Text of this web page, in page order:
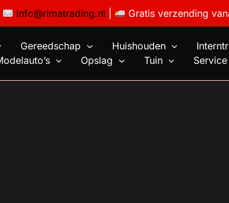
info@rimatrading.nl Gratis verzending
Gereedschap Huishouden
Opslag Tuin Service